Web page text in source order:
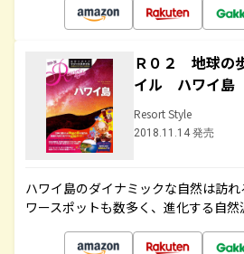
Ｒ０２ 地球の
イル ハワイ島
Resort Style
2018.11.14 発売
ハワイ島のダイナミックな自然は訪
ワースポットも数多く、進化する自然